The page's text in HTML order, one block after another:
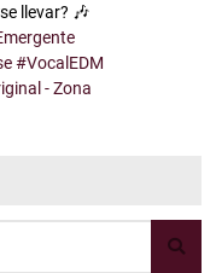
llevar? 🎶
#VocalEDM
- Zona